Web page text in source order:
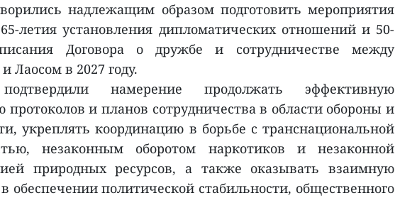
надлежащим образом подготовить мероприятия
летия установления дипломатических отношений и 50-
Договора о дружбе и сотрудничестве между
Лаосом в 2027 году.
намерение продолжать эффективную
протоколов и планов сотрудничества в области обороны и
укреплять координацию в борьбе с транснациональной
незаконным оборотом наркотиков и незаконной
природных ресурсов, а также оказывать взаимную
обеспечении политической стабильности, общественного